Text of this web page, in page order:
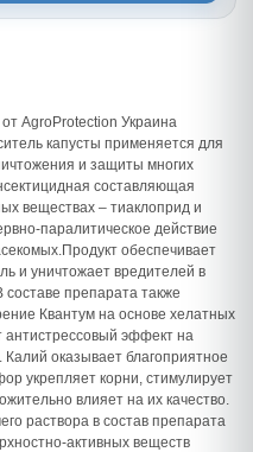
AgroProtection Украина
капусты применяется для
и защиты многих
составляющая
веществах – тиаклоприд и
паралитическое действие
обеспечивает
и уничтожает вредителей в
препарата также
Квантум на основе хелатных
эффект на
оказывает благоприятное
укрепляет корни, стимулирует
влияет на их качество.
раствора в состав препарата
активных веществ